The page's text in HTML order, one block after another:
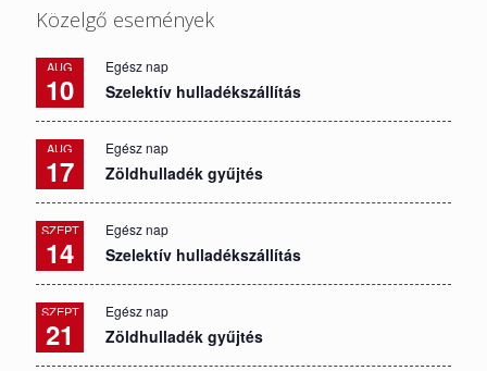
Közelgő események
AUG
10
Egész nap
Szelektív hulladékszállítás
AUG
17
Egész nap
Zöldhulladék gyűjtés
SZEPT
14
Egész nap
Szelektív hulladékszállítás
SZEPT
21
Egész nap
Zöldhulladék gyűjtés